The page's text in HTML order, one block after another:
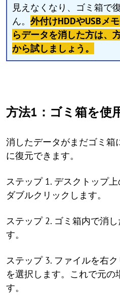
見えなくなり、ゴミ箱で
ん。 外付けHDDやUSBメ
らデータを消した方は、
から試しましょう。
方法1：ゴミ箱を使
消したデータがまだゴミ箱
に復元できます。
ステップ 1. デスクトップ
ダブルクリックします。
ステップ 2. ゴミ箱内で消
す。
ステップ 3. ファイルを右
を選択します。これで元の
す。